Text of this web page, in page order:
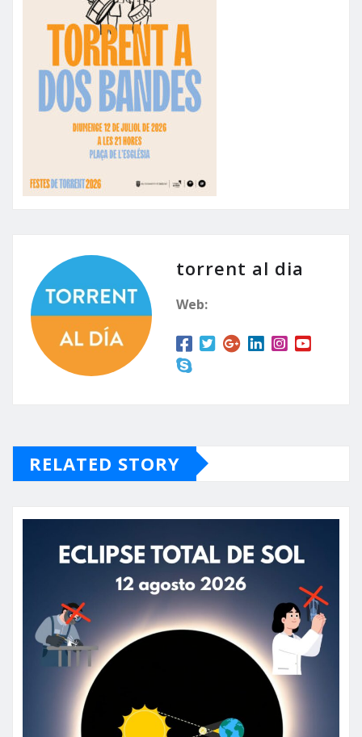
torrent al dia
Web:
RELATED STORY